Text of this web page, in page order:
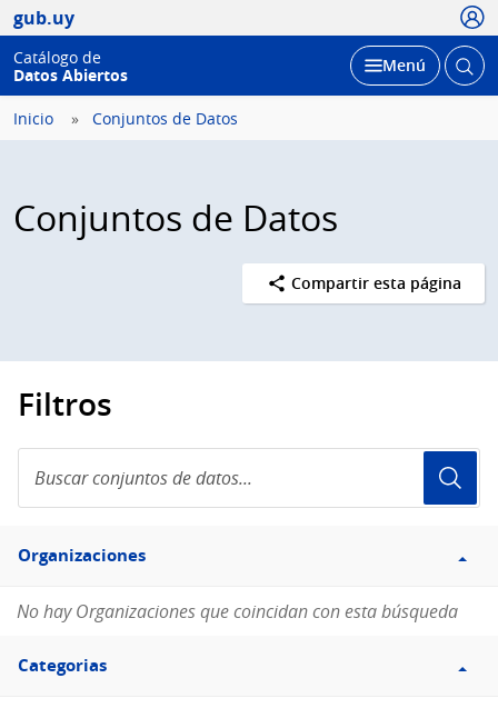
gub.uy
Catálogo de
Datos Abiertos
Desplegar
Menú Abrir
Inicio Conjuntos de Datos
Conjuntos de Datos
Compartir esta página
Filtros
conjuntos
de
Filtro
Organizaciones
Organizaciones
No hay Organizaciones que coincidan con esta búsqueda
Filtro
Categorias
Categorias